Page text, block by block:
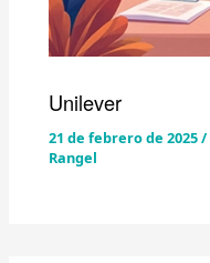
Unilever
21 de febrero de 2025/
Rangel